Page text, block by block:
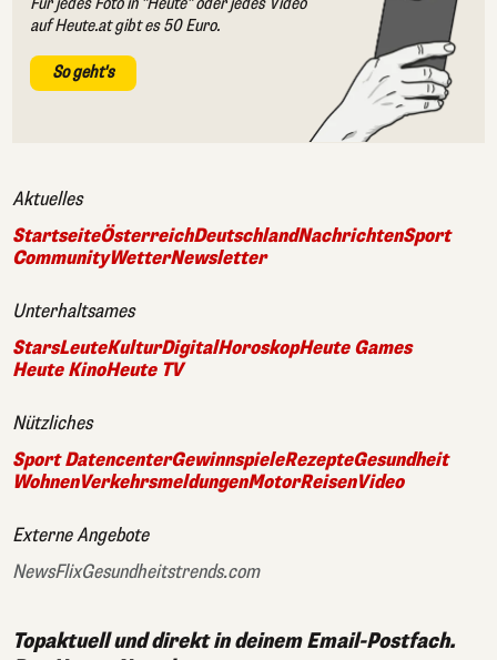
auf Heute.at gibt es 50 Euro.
So geht's
Aktuelles
StartseiteÖsterreichDeutschlandNachrichtenSport
CommunityWetterNewsletter
Unterhaltsames
StarsLeuteKulturDigitalHoroskopHeute Games
Heute KinoHeute TV
Nützliches
Sport DatencenterGewinnspieleRezepteGesundheit
WohnenVerkehrsmeldungenMotorReisenVideo
Externe Angebote
NewsFlixGesundheitstrends.com
Topaktuell und direkt in deinem Email-Postfach.